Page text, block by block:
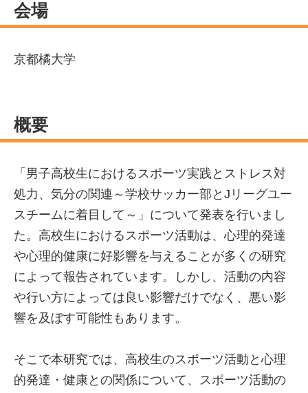
会場
京都橘大学
概要
「男子高校生におけるスポーツ実践とストレス対
処力、気分の関連～学校サッカー部とJリーグユー
スチームに着目して～」について発表を行いまし
た。高校生におけるスポーツ活動は、心理的発達
や心理的健康に好影響を与えることが多くの研究
によって報告されています。しかし、活動の内容
や行い方によっては良い影響だけでなく、悪い影
響を及ぼす可能性もあります。
そこで本研究では、高校生のスポーツ活動と心理
的発達・健康との関係について、スポーツ活動の